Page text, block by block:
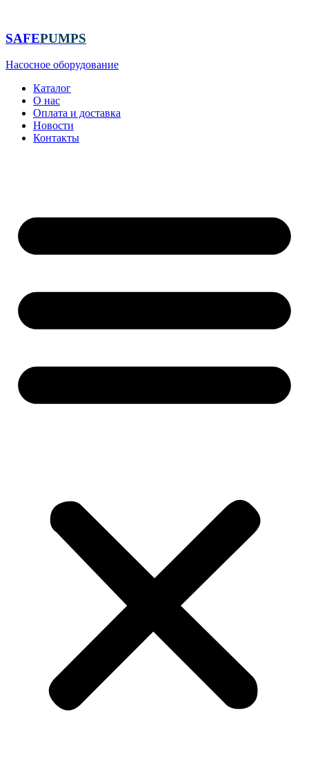
содержимому
SAFEPUMPS
Насосное оборудование
Каталог
О нас
Оплата и доставка
Новости
Контакты